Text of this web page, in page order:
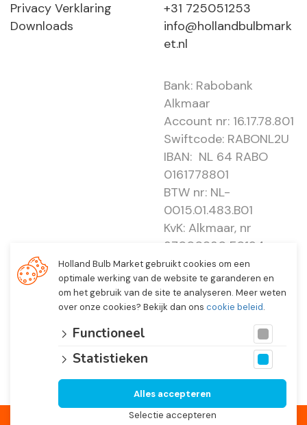
Privacy Verklaring
Downloads
+31 725051253
info@hollandbulbmark
et.nl
Bank: Rabobank
Alkmaar
Account nr: 16.17.78.801
Swiftcode: RABONL2U
IBAN: NL 64 RABO
0161778801
BTW nr: NL-
0015.01.483.B01
KvK: Alkmaar, nr
37000830 E0194 -
EBO 505
© 2026 Holland Bulb Market, Heiloo Netherlands
Holland Bulb Market gebruikt cookies om een
optimale werking van de website te garanderen en
om het gebruik van de site te analyseren. Meer weten
over onze cookies? Bekijk dan ons cookie beleid.
Functioneel
Statistieken
Selectie accepteren
Alles accepteren